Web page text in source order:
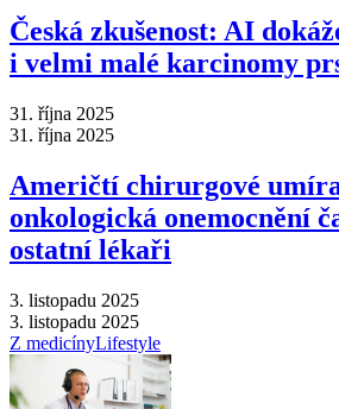
Česká zkušenost: AI
i velmi malé karcinomy
31. října 2025
31. října 2025
Američtí chirurgové
onkologická onemocnění
ostatní lékaři
3. listopadu 2025
3. listopadu 2025
Z medicínyLifestyle